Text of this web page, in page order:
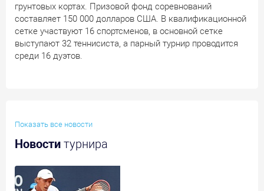
грунтовых кортах. Призовой фонд соревнований
составляет 150 000 долларов США. В квалификационной
сетке участвуют 16 спортсменов, в основной сетке
выступают 32 теннисиста, а парный турнир проводится
среди 16 дуэтов.
Показать все новости
Новости турнира